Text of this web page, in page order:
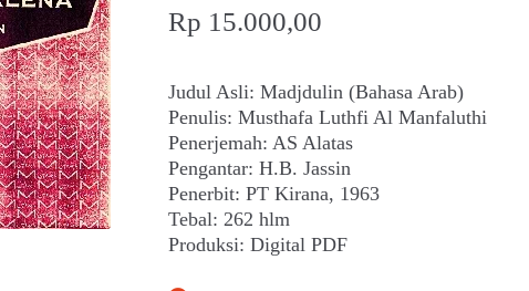
Rp 15.000,00
Judul Asli: Madjdulin (Bahasa Arab)
Penulis: Musthafa Luthfi Al Manfaluthi
Penerjemah: AS Alatas
Pengantar: H.B. Jassin
Penerbit: PT Kirana, 1963
Tebal: 262 hlm
Produksi: Digital PDF